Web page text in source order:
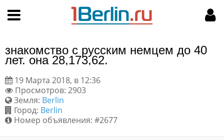
Поиск
Пользовательское соглашение
Правила доски объявлений
МОЙ АККАУНТ
Мои объявления
знакомство с русским немцем до 40
лет. она 28,173,62.
19 Марта 2018, в 12:36
Просмотров: 2903
Земля: Berlin
Город: Berlin
Номер объявления: #2677